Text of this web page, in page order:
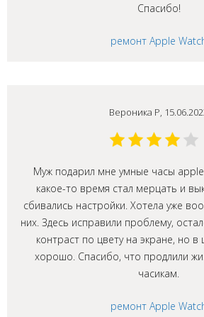
Спасибо!
ремонт Apple
Вероника Р,
Муж подарил мне умные часы
какое-то время стал мерцать и
сбивались настройки. Хотела уже
них. Здесь исправили проблему,
контраст по цвету на экране, но
хорошо. Спасибо, что продлили
часикам.
ремонт Apple